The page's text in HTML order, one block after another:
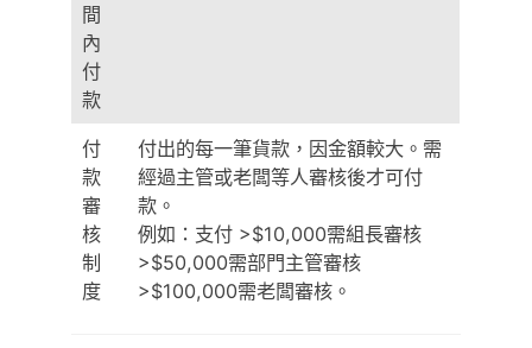
間
內
付
款
付
款
審
核
制
度
付出的每一筆貨款，因金額較大。需
經過主管或老闆等人審核後才可付
款。
例如：支付 >$10,000需組長審核
>$50,000需部門主管審核
>$100,000需老闆審核。